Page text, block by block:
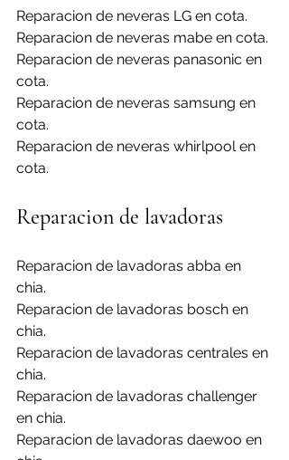
Reparacion de neveras LG en cota.
Reparacion de neveras mabe en cota.
Reparacion de neveras panasonic en
cota.
Reparacion de neveras samsung en
cota.
Reparacion de neveras whirlpool en
cota.
Reparacion de lavadoras
Reparacion de lavadoras abba en
chia.
Reparacion de lavadoras bosch en
chia.
Reparacion de lavadoras centrales en
chia.
Reparacion de lavadoras challenger
en chia.
Reparacion de lavadoras daewoo en